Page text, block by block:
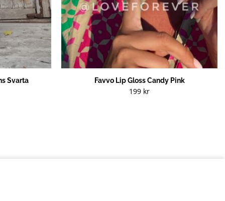
Svarta Favvo Lip Gloss Candy Pink
199 kr